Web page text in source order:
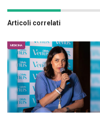
Articoli correlati
MEDICINA